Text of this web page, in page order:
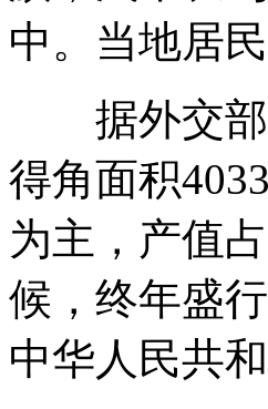
中。当地居
据外交部
得角面积
为主，产值
候，终年盛
中华人民共